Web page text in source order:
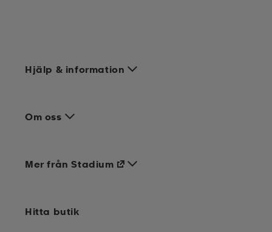
Hjälp & information
Om oss
Mer från Stadium
Hitta butik